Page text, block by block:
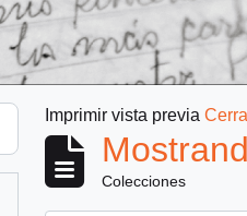
Imprimir vista previa
Colecciones